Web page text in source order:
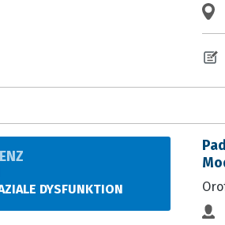
DYSFUNKTION